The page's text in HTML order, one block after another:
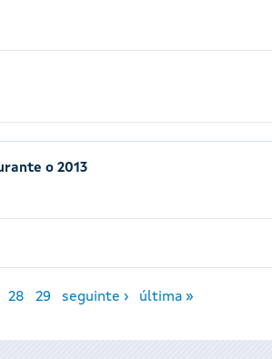
o 2013
28 29 seguinte › última »